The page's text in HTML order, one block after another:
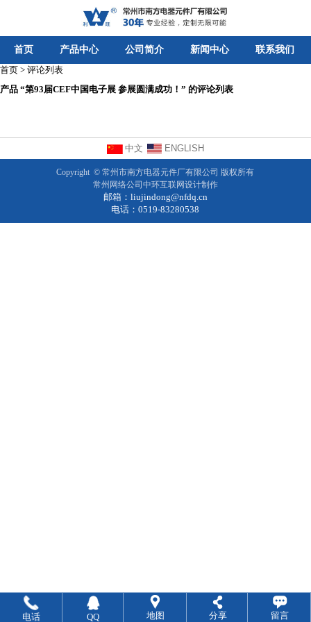
首页 产品中心 公司简介 新闻中心
联系我们
首页 > 评论列表
产品 “第93届CEF中国电子展 参展圆满成功！” 的评论列表
中文 ENGLISH
Copyright ©常州市南方电器元件厂有限公司 版权所有
常州网络公司中环互联网设计制作
邮箱： liujindong@nfdq.cn
电话：0519-83280538
电话 QQ 地图 分享 留言